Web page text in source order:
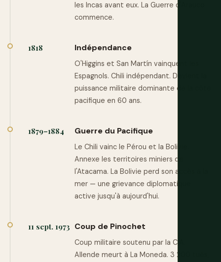
les Incas avant eux. La Guerre d'Arauco
commence.
1818 Indépendance
O'Higgins et San Martín vainquent les
Espagnols. Chili indépendant. Devient la
puissance militaire dominante de la côte
pacifique en 60 ans.
1879–1884 Guerre du Pacifique
Le Chili vainc le Pérou et la Bolivie.
Annexe les territoires miniers de
l'Atacama. La Bolivie perd son accès à la
mer — une grievance diplomatique
active jusqu'à aujourd'hui.
11 sept. 1973 Coup de Pinochet
Coup militaire soutenu par la CIA.
Allende meurt à La Moneda. 3 200 tués,